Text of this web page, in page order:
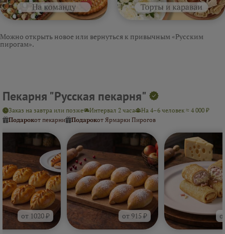
Можно открыть новое или вернуться к привычным «Русским
пирогам».
Пекарня "Русская пекарня"
Заказ на завтра или позже Интервал 2 часа
На 4–6 человек ≈ 4 000 ₽
Подарокот пекарни Подарокот Ярмарки Пирогов
от 1020 ₽ от 915 ₽